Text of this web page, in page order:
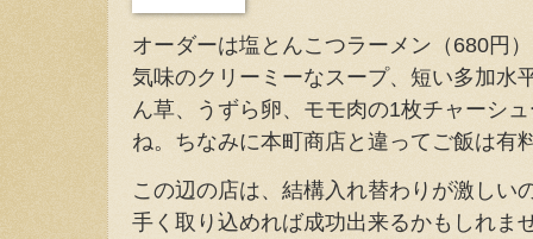
オーダーは塩とんこつラーメン（680円
気味のクリーミーなスープ、短い多加水
ん草、うずら卵、モモ肉の1枚チャーシ
ね。ちなみに本町商店と違ってご飯は有
この辺の店は、結構入れ替わりが激しい
手く取り込めれば成功出来るかもしれま